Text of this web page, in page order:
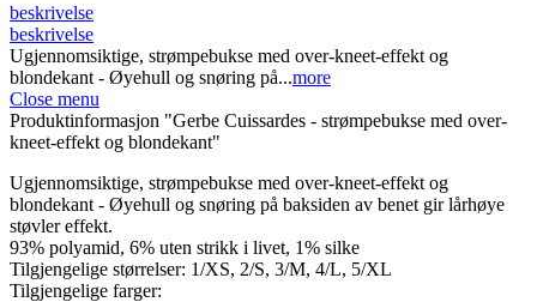
beskrivelse
beskrivelse
Ugjennomsiktige, strømpebukse med over-kneet-effekt og
blondekant - Øyehull og snøring på...more
Close menu
Produktinformasjon "Gerbe Cuissardes - strømpebukse med over-
kneet-effekt og blondekant"
Ugjennomsiktige, strømpebukse med over-kneet-effekt og
blondekant - Øyehull og snøring på baksiden av benet gir lårhøye
støvler effekt.
93% polyamid, 6% uten strikk i livet, 1% silke
Tilgjengelige størrelser: 1/XS, 2/S, 3/M, 4/L, 5/XL
Tilgjengelige farger: